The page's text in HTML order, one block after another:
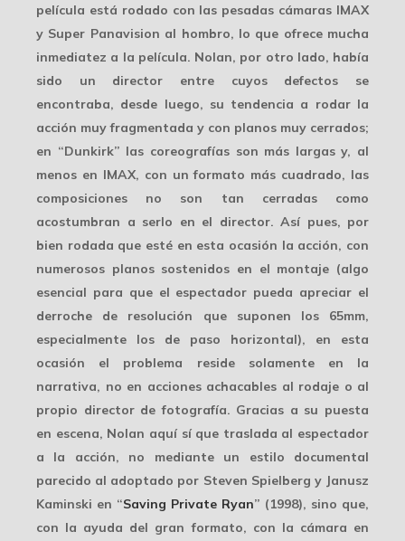
película está rodado con las pesadas cámaras IMAX
y Super Panavision al hombro, lo que ofrece mucha
inmediatez a la película. Nolan, por otro lado, había
sido un director entre cuyos defectos se
encontraba, desde luego, su tendencia a rodar la
acción muy fragmentada y con planos muy cerrados;
en “Dunkirk” las coreografías son más largas y, al
menos en IMAX, con unformato más cuadrado, las
composiciones no son tan cerradas como
acostumbran a serlo en el director. Así pues, por
bien rodada que esté en esta ocasión la acción, con
numerosos planos sostenidos en el montaje (algo
esencial para que el espectador pueda apreciar el
derroche de resolución que suponen los 65mm,
especialmente los de paso horizontal), en esta
ocasión el problema reside solamente en la
narrativa, no en acciones achacables al rodaje o al
propio director de fotografía. Gracias a su puesta
en escena, Nolan aquí sí que traslada al espectador
a la acción, no mediante un estilo documental
parecido al adoptado por Steven Spielberg y Janusz
Kaminski en “Saving Private Ryan” (1998), sino que,
con la ayuda del gran formato, con la cámara en